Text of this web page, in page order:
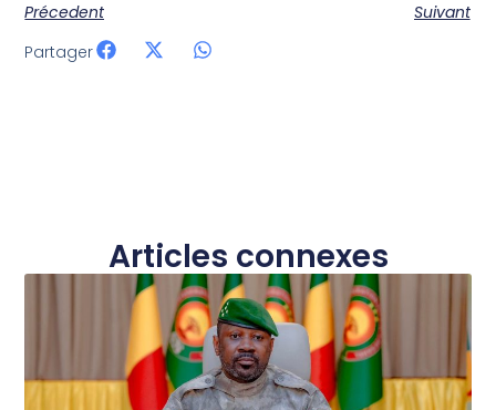
Précedent
Suivant
Partager
Articles connexes